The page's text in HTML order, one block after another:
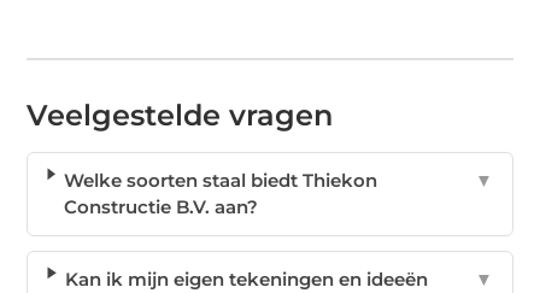
Veelgestelde vragen
Welke soorten staal biedt Thiekon
Constructie B.V. aan?
▼
Kan ik mijn eigen tekeningen en ideeën
▼